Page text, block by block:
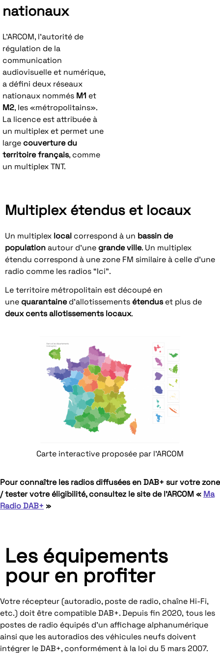
nationaux
L’ARCOM, l’autorité de
régulation de la
communication
audiovisuelle et numérique,
a défini deux réseaux
nationaux nommés M1 et
M2, les «métropolitains».
La licence est attribuée à
un multiplex et permet une
large couverture du
territoire français, comme
un multiplex TNT.
Multiplex étendus et locaux
Un multiplex local correspond à un bassin de
populationautour d’une grande ville. Un multiplex
étendu correspond à une zone FM similaire à celle d’une
radio comme les radios “Ici”.
Le territoire métropolitain est découpé en
une quarantained’allotissements étenduset plus de
deux cents allotissements locaux.
Carte interactive proposée par l’ARCOM
Pour connaître les radios diffusées en DAB+ sur votre zone
/ tester votre éligibilité, consultez le site de l’ARCOM « Ma
Radio DAB+ »
Les équipements
pour en profiter
Votre récepteur (autoradio, poste de radio, chaîne Hi-Fi,
etc.) doit être compatible DAB+. Depuis fin 2020, tous les
postes de radio équipés d’un affichage alphanumérique
ainsi que les autoradios des véhicules neufs doivent
intégrer le DAB+, conformément à la loi du 5 mars 2007.